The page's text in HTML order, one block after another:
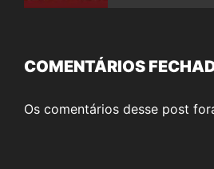
COMENTÁRIOS
Os comentários desse post